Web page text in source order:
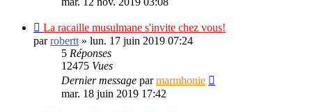
La racaille musulmane s'invite chez vous!
parrobertt » lun. 17 juin 2019 07:24
5 Réponses
12475 Vues
Dernier message parmarmhonie
mar. 18 juin 2019 17:42